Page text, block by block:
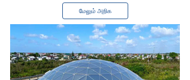
மேலும் அறிக